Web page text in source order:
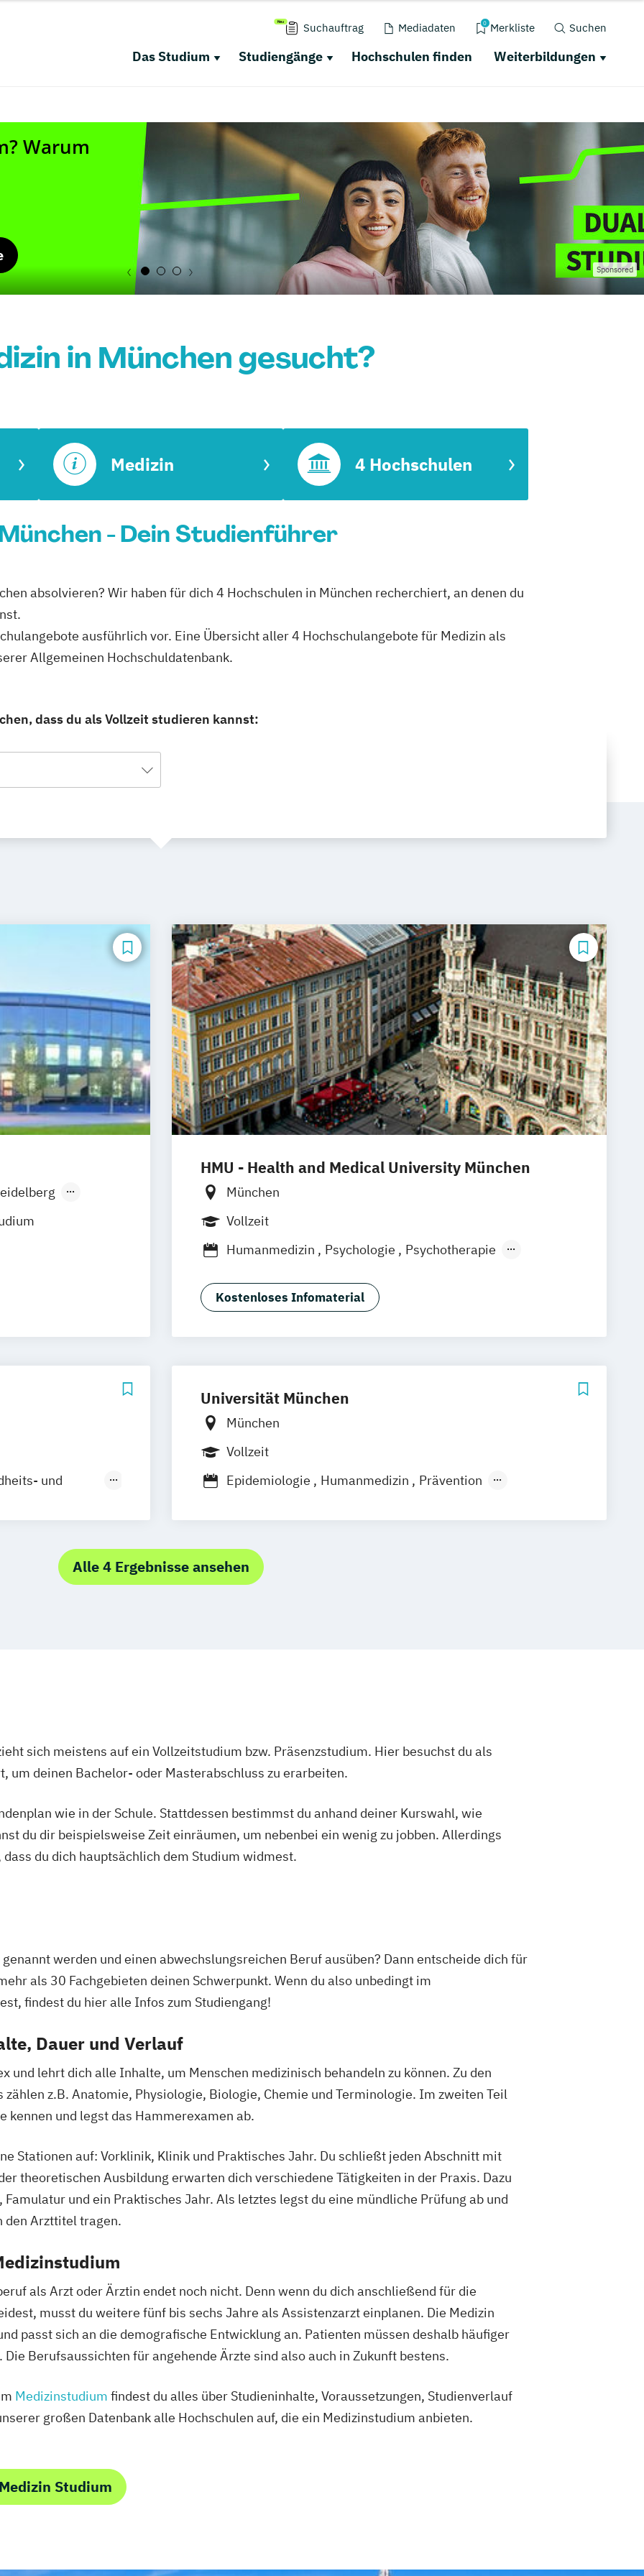
Suchauftrag Mediadaten 0 Merkliste Suchen
Das Studium Studiengänge Hochschulen finden Weiterbildungen
Sponsored
in München gesucht?
Medizin 4 Hochschulen
- Dein Studienführer
absolvieren? Wir haben für dich 4 Hochschulen in München recherchiert, an denen du
ausführlich vor. Eine Übersicht aller 4 Hochschulangebote für Medizin als
Allgemeinen Hochschuldatenbank.
dass du als Vollzeit studieren kannst:
HMU - Health and Medical University München
München
Vollzeit
Humanmedizin
Psychologie
Psychotherapie
Sportwissenschaften Athletiktrainer*in im Fußball
Kostenloses Infomaterial
und
Promotion
Universität München
München
Vollzeit
Epidemiologie
Humanmedizin
Prävention
Psychologie
Neurowissenschaft
Pädagogik / Bildungswissenschaft
Alle 4 Ergebnisse ansehen
sich meistens auf ein Vollzeitstudium bzw. Präsenzstudium. Hier besuchst du als
um deinen Bachelor- oder Masterabschluss zu erarbeiten.
wie in der Schule. Stattdessen bestimmst du anhand deiner Kurswahl, wie
du dir beispielsweise Zeit einräumen, um nebenbei ein wenig zu jobben. Allerdings
du dich hauptsächlich dem Studium widmest.
werden und einen abwechslungsreichen Beruf ausüben? Dann entscheide dich für
als 30 Fachgebieten deinen Schwerpunkt. Wenn du also unbedingt im
findest du hier alle Infos zum Studiengang!
Dauer und Verlauf
und lehrt dich alle Inhalte, um Menschen medizinisch behandeln zu können. Zu den
zählen z.B. Anatomie, Physiologie, Biologie, Chemie und Terminologie. Im zweiten Teil
kennen und legst das Hammerexamen ab.
Stationen auf: Vorklinik, Klinik und Praktisches Jahr. Du schließt jeden Abschnitt mit
theoretischen Ausbildung erwarten dich verschiedene Tätigkeiten in der Praxis. Dazu
und ein Praktisches Jahr. Als letztes legst du eine mündliche Prüfung ab und
den Arzttitel tragen.
als Arzt oder Ärztin endet noch nicht. Denn wenn du dich anschließend für die
musst du weitere fünf bis sechs Jahre als Assistenzarzt einplanen. Die Medizin
passt sich an die demografische Entwicklung an. Patienten müssen deshalb häufiger
Berufsaussichten für angehende Ärzte sind also auch in Zukunft bestens.
Medizinstudium findest du alles über Studieninhalte, Voraussetzungen, Studienverlauf
großen Datenbank alle Hochschulen auf, die ein Medizinstudium anbieten.
Studium